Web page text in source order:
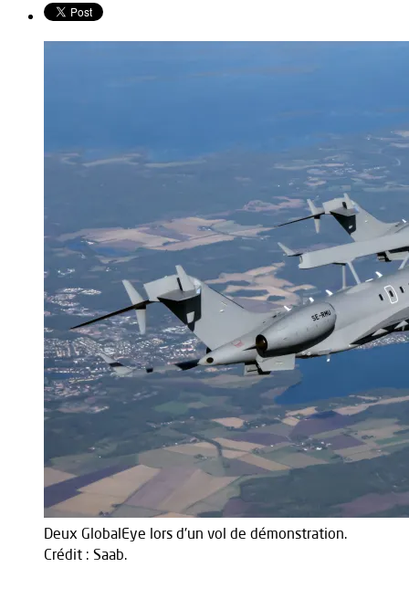
Deux GlobalEye lors d'un vol de démonstration.
Crédit : Saab.